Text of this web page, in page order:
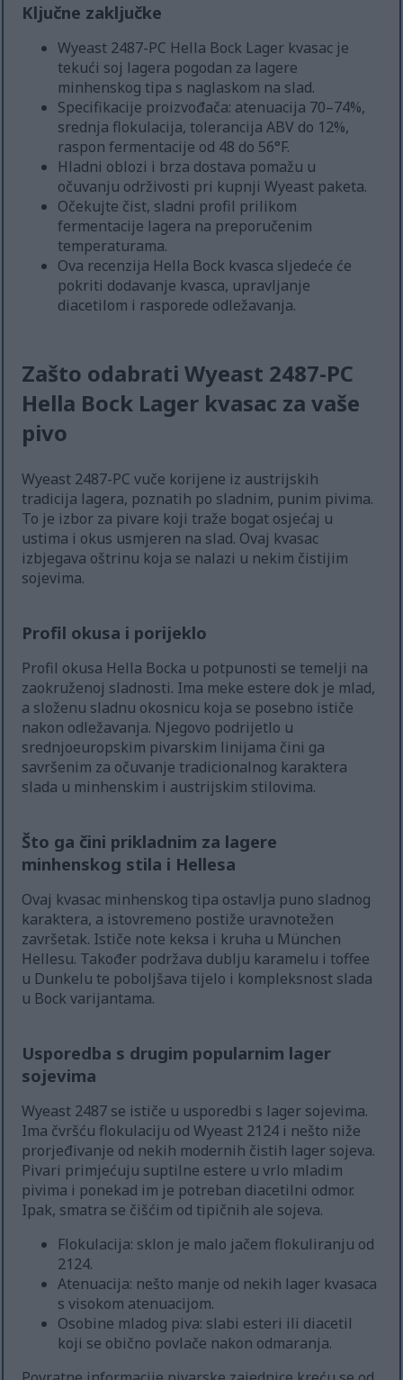
Ključne zaključke
Wyeast 2487-PC Hella Bock Lager kvasac je
tekući soj lagera pogodan za lagere
minhenskog tipa s naglaskom na slad.
Specifikacije proizvođača: atenuacija 70–74%,
srednja flokulacija, tolerancija ABV do 12%,
raspon fermentacije od 48 do 56°F.
Hladni oblozi i brza dostava pomažu u
očuvanju održivosti pri kupnji Wyeast paketa.
Očekujte čist, sladni profil prilikom
fermentacije lagera na preporučenim
temperaturama.
Ova recenzija Hella Bock kvasca sljedeće će
pokriti dodavanje kvasca, upravljanje
diacetilom i rasporede odležavanja.
Zašto odabrati Wyeast 2487-PC
Hella Bock Lager kvasac za vaše
pivo
Wyeast 2487-PC vuče korijene iz austrijskih
tradicija lagera, poznatih po sladnim, punim pivima.
To je izbor za pivare koji traže bogat osjećaj u
ustima i okus usmjeren na slad. Ovaj kvasac
izbjegava oštrinu koja se nalazi u nekim čistijim
sojevima.
Profil okusa i porijeklo
Profil okusa Hella Bocka u potpunosti se temelji na
zaokruženoj sladnosti. Ima meke estere dok je mlad,
a složenu sladnu okosnicu koja se posebno ističe
nakon odležavanja. Njegovo podrijetlo u
srednjoeuropskim pivarskim linijama čini ga
savršenim za očuvanje tradicionalnog karaktera
slada u minhenskim i austrijskim stilovima.
Što ga čini prikladnim za lagere
minhenskog stila i Hellesa
Ovaj kvasac minhenskog tipa ostavlja puno sladnog
karaktera, a istovremeno postiže uravnotežen
završetak. Ističe note keksa i kruha u München
Hellesu. Također podržava dublju karamelu i toffee
u Dunkelu te poboljšava tijelo i kompleksnost slada
u Bock varijantama.
Usporedba s drugim popularnim lager
sojevima
Wyeast 2487 se ističe u usporedbi s lager sojevima.
Ima čvršću flokulaciju od Wyeast 2124 i nešto niže
prorjeđivanje od nekih modernih čistih lager sojeva.
Pivari primjećuju suptilne estere u vrlo mladim
pivima i ponekad im je potreban diacetilni odmor.
Ipak, smatra se čišćim od tipičnih ale sojeva.
Flokulacija: sklon je malo jačem flokuliranju od
2124.
Atenuacija: nešto manje od nekih lager kvasaca
s visokom atenuacijom.
Osobine mladog piva: slabi esteri ili diacetil
koji se obično povlače nakon odmaranja.